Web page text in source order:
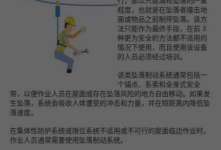
程度，也就是在坠落者撞击地
面或物品之前制停坠落。该方
法只能作为最终手段，在前 3
种更为安全的方法都不适用的
情况下使用，而且使用该设备
的人员必须经过培训。
该类坠落制动系统通常包括一
个锚点、系索和全身式安全
带，以便作业人员在屋面或存在坠落风险的地方自由移动。如果发
生坠落，系统会吸收人体遭受的冲击和力量，并在短距离内降低坠
落速度。
在集体性防护系统或限位系统不适用或不可行的屋面临边作业时，
作业人员通常需要使用坠落制动系统。